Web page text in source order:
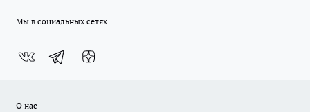
Мы в социальных сетях
О нас